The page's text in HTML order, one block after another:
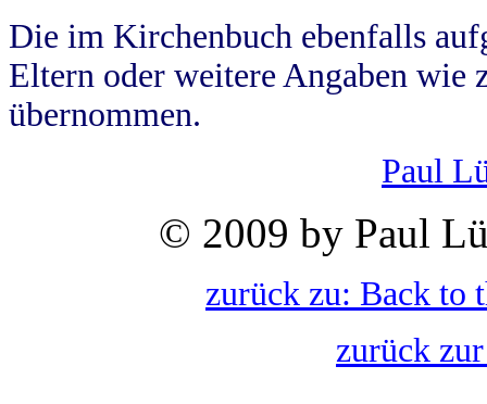
Die im Kirchenbuch ebenfalls
Eltern oder weitere Angaben wie
übernommen.
Paul
© 2009 by Paul
zurück zu: Back to
zurück